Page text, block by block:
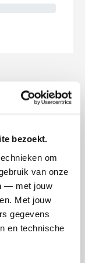
bezoekt.
om
van onze
— met jouw
Met jouw
gegevens
en technische